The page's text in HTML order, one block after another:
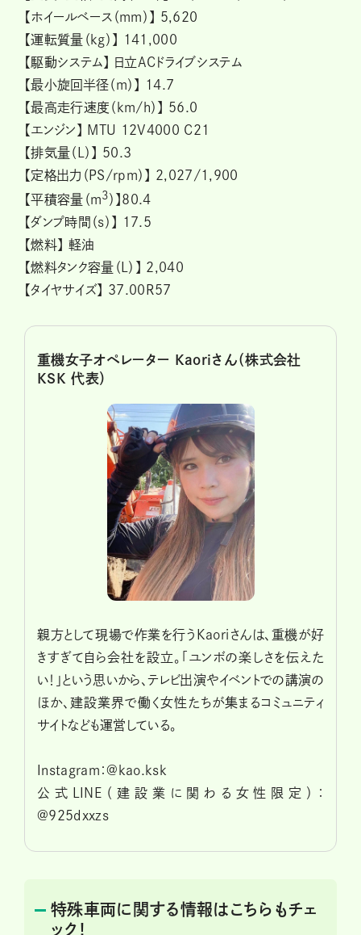
【ホイールベース（mm）】 5,620
【運転質量（kg）】 141,000
【駆動システム】 日立ACドライブシステム
【最小旋回半径（m）】 14.7
【最高走行速度（km/h）】 56.0
【エンジン】 MTU 12V4000 C21
【排気量（L）】 50.3
【定格出力（PS/rpm）】 2,027/1,900
【平積容量（m3 ）】80.4
【ダンプ時間（s）】 17.5
【燃料】 軽油
【燃料タンク容量（L）】 2,040
【タイヤサイズ】 37.00R57
重機女子オペレーター Kaoriさん（株式会社
KSK 代表）
親方として現場で作業を行うKaoriさんは、重機が好
きすぎて自ら会社を設立。「ユンボの楽しさを伝えた
い！」という思いから、テレビ出演やイベントでの講演の
ほか、建設業界で働く女性たちが集まるコミュニティ
サイトなども運営している。
Instagram：@kao.ksk
公式LINE（建設業に関わる女性限定）：
@925dxxzs
特殊車両に関する情報はこちらもチェ
ック！